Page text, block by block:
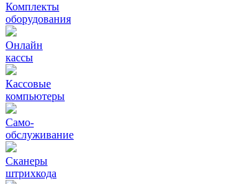
Комплекты
оборудования
Онлайн
кассы
Кассовые
компьютеры
Само-
обслуживание
Сканеры
штрихкода